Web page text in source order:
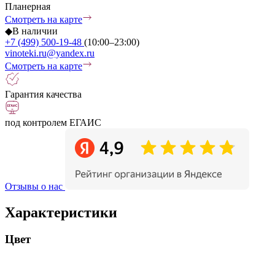
Планерная
Смотреть на карте
◆В наличии
+7 (499) 500-19-48 (10:00–23:00)
vinoteki.ru@yandex.ru
Смотреть на карте
Гарантия качества
под контролем ЕГАИС
Отзывы о нас
Характеристики
Цвет